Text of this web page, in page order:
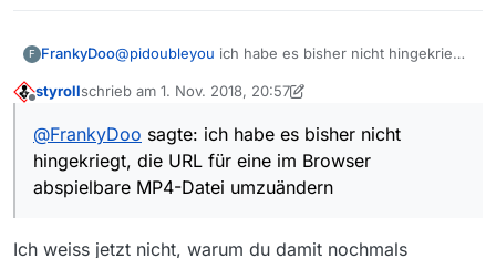
F FrankyDoo@pidoubleyou ich habe es bisher nicht hingekriegt,
umzuändern
Browser:
als Beispiel habe ich den ORF-Beitrag eines
Original-URL: https://apasfiis.sf.apa.at/ipad/cms-
worldwide/2018-10-29_1300_tl_02_ZIB-13-
00_Wetter__13993558__o__913337855b__s14388134_
meine (nicht erfolgreiche) Abänderung:
https://varorfvod.sf.apa.at/cms-
worldwide/online/4a98ae7f980042e62dcf93abb81e
4__ORF2HD_13155805P_13172723P_Q8C.mp4
Kannst Du mir sagen, wo der Fehler liegt?
den Browsern Chrome und Firefox versucht
styrollschrieb am 1. Nov. 2018, 20:57
zuletzt editiert von styroll11. Jan. 2018, 22:05
@FrankyDoo sagte: ich habe es bisher nicht
hingekriegt, die URL für eine im Browser
abspielbare MP4-Datei umzuändern
Ich weiss jetzt nicht, warum du damit nochmals